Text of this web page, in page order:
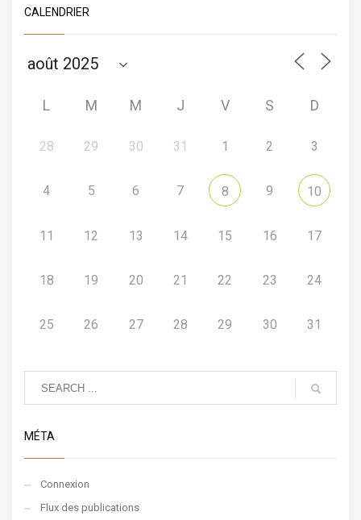
CALENDRIER
L M M J V S D
28 29 30 31 1 2 3
4 5 6 7 8 9 10
11 12 13 14 15 16 17
18 19 20 21 22 23 24
25 26 27 28 29 30 31
MÉTA
Connexion
Flux des publications